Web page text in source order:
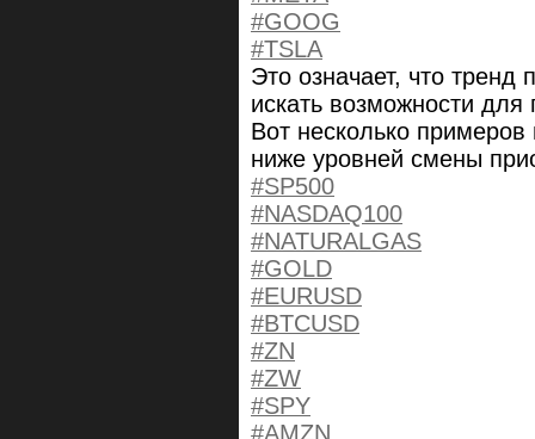
#GOOG
#TSLA
Это означает, что тренд
искать возможности для
Вот несколько
ниже уровней смены
#SP500
#NASDAQ100
#NATURALGAS
#GOLD
#EURUSD
#BTCUSD
#ZN
#ZW
#SPY
#AMZN